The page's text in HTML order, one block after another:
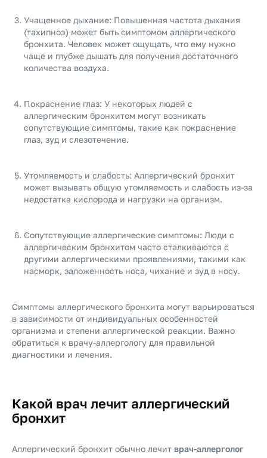
Учащенное дыхание: Повышенная частота дыхания
(тахипноэ) может быть симптомом аллергического
бронхита. Человек может ощущать, что ему нужно
чаще и глубже дышать для получения достаточного
количества воздуха.
Покраснение глаз: У некоторых людей с
аллергическим бронхитом могут возникать
сопутствующие симптомы, такие как покраснение
глаз, зуд и слезотечение.
Утомляемость и слабость: Аллергический бронхит
может вызывать общую утомляемость и слабость из-за
недостатка кислорода и нагрузки на организм.
Сопутствующие аллергические симптомы: Люди с
аллергическим бронхитом часто сталкиваются с
другими аллергическими проявлениями, такими как
насморк, заложенность носа, чихание и зуд в носу.
Симптомы аллергического бронхита могут варьироваться
в зависимости от индивидуальных особенностей
организма и степени аллергической реакции. Важно
обратиться к врачу-аллергологу для правильной
диагностики и лечения.
Какой врач лечит аллергический
бронхит
Аллергический бронхит обычно лечит врач-аллерголог